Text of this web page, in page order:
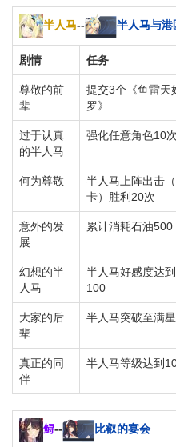
半人马-- 半人马与港
剧情 任务
尊敬的前
辈
提交3个《鱼雷天
罗》
过于认真
的半人马
强化任意角色10次
何为尊敬
半人马上阵出击
卡）胜利20次
意外的发
展
累计消耗石油500
幻想的半
人马
半人马好感度达到
100
大家的后
辈
半人马突破至满星
真正的同
伴
半人马等级达到
鲟-- 比叡的宴会